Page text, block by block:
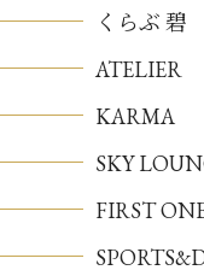
くらぶ 碧
ATELIER
KARMA
SKY
FIRST